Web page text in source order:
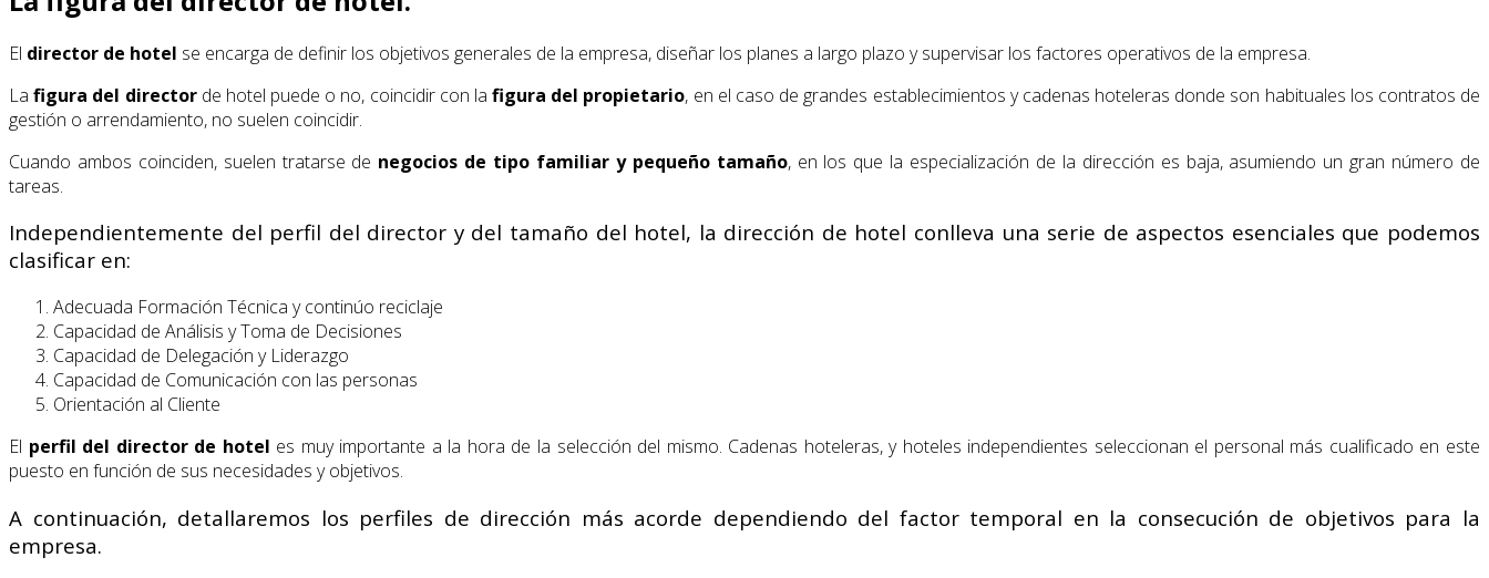
El director de hotel se encarga de definir los objetivos generales de la empresa, diseñar los planes a largo plazo y supervisar los factores operativos de la empresa.
Lafigura del directorde hotel puede o no, coincidir con lafigura del propietario, en el caso de grandes establecimientos y cadenas hoteleras donde son habituales los contratos de
gestión o arrendamiento, no suelen coincidir.
Cuando ambos coinciden, suelen tratarse de negocios de tipo familiar y pequeño tamaño, en los que la especialización de la dirección es baja, asumiendo un gran número de
tareas.
Independientemente del perfil del director y del tamaño del hotel, la dirección de hotel conlleva una serie de aspectos esenciales que podemos
clasificar en:
Adecuada Formación Técnica y continúo reciclaje
Capacidad de Análisis y Toma de Decisiones
Capacidad de Delegación y Liderazgo
Capacidad de Comunicación con las personas
Orientación al Cliente
El perfil del director de hotel es muy importante a la hora de la selección del mismo. Cadenas hoteleras, y hoteles independientes seleccionan el personal más cualificado en este
puesto en función de sus necesidades y objetivos.
A continuación, detallaremos los perfiles de dirección más acorde dependiendo del factor temporal en la consecución de objetivos para la
empresa.